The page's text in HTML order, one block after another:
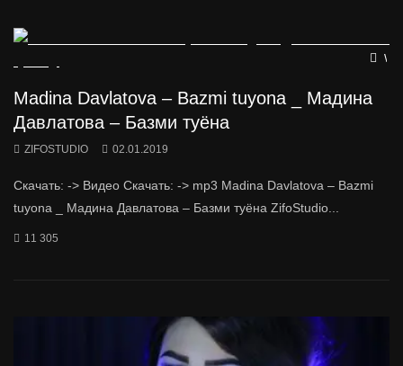
Madina Davlatova – Bazmi tuyona _ Мадина
Давлатова – Базми туёна
ZIFOSTUDIO 02.01.2019
Скачать: -> Видео Скачать: -> mp3 Madina Davlatova – Bazmi
tuyona _ Мадина Давлатова – Базми туёна ZifoStudio...
11 305